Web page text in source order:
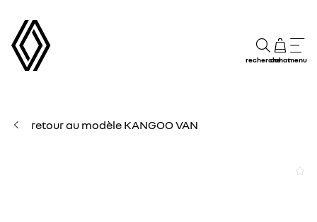
rechercheachatmenu
retour au modèle KANGOO VAN